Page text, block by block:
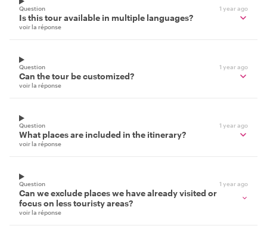
Question 1 year ago
Is this tour available in multiple languages?
voir la réponse
Question 1 year ago
Can the tour be customized?
voir la réponse
Question 1 year ago
What places are included in the itinerary?
voir la réponse
Question 1 year ago
Can we exclude places we have already visited or
focus on less touristy areas?
voir la réponse